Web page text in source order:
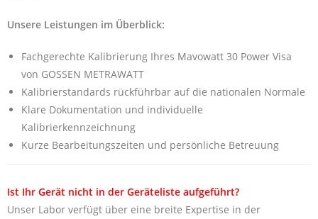
Unsere Leistungen im Überblick:
Fachgerechte Kalibrierung Ihres Mavowatt 30 Power Visa
von GOSSEN METRAWATT
Kalibrierstandards rückführbar auf die nationalen Normale
Klare Dokumentation und individuelle
Kalibrierkennzeichnung
Kurze Bearbeitungszeiten und persönliche Betreuung
Ist Ihr Gerät nicht in der Geräteliste aufgeführt?
Unser Labor verfügt über eine breite Expertise in der